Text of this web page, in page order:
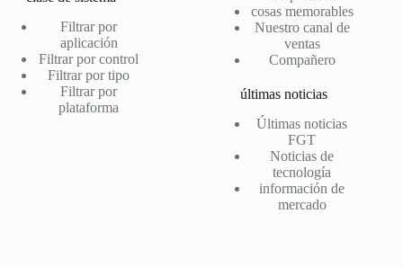
Filtrar por
aplicación
Filtrar por control
Filtrar por tipo
Filtrar por
plataforma
cosas memorables
Nuestro canal de
ventas
Compañero
últimas noticias
Últimas noticias
FGT
Noticias de
tecnología
información de
mercado